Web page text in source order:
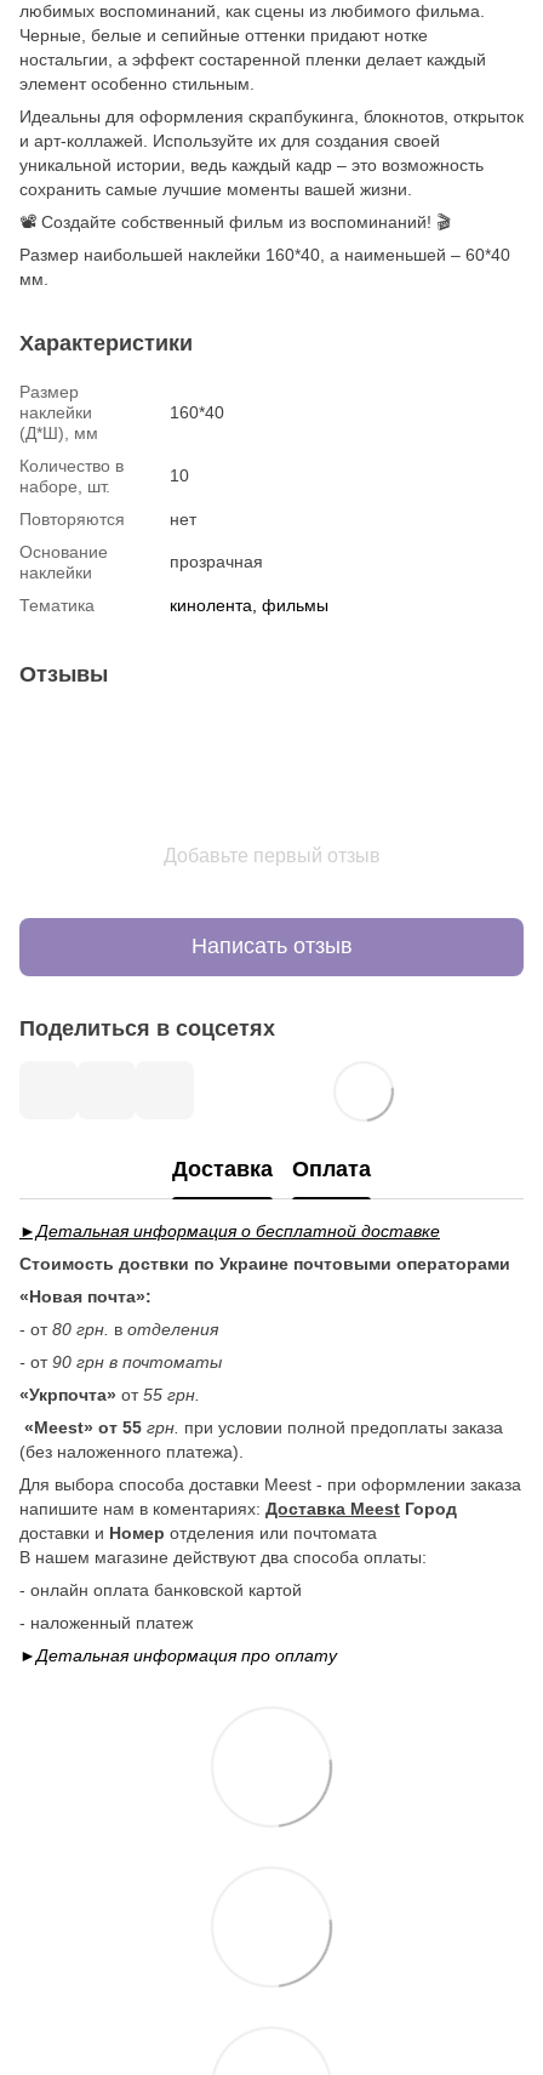
любимых воспоминаний, как сцены из любимого фильма.
Черные, белые и сепийные оттенки придают нотке
ностальгии, а эффект состаренной пленки делает каждый
элемент особенно стильным.
Идеальны для оформления скрапбукинга, блокнотов, открыток
и арт-коллажей. Используйте их для создания своей
уникальной истории, ведь каждый кадр – это возможность
сохранить самые лучшие моменты вашей жизни.
📽️ Создайте собственный фильм из воспоминаний! 🎬
Размер наибольшей наклейки 160*40, а наименьшей – 60*40
мм.
Характеристики
Размер
наклейки
(Д*Ш), мм
160*40
Количество в
наборе, шт.
10
Повторяются
нет
Основание
наклейки
прозрачная
Тематика кинолента, фильмы
Отзывы
Добавьте первый отзыв
Написать отзыв
Поделиться в соцсетях
Доставка Оплата
►Детальная информация о бесплатной доставке
Стоимость доствки по Украине почтовыми операторами
«Новая почта»:
- от80 грн. в отделения
- от90 грн в почтоматы
«Укрпочта» от55 грн.
«Meest» от 55 грн. при условии полной предоплаты заказа
(без наложенного платежа).
Для выбора способа доставки Meest - при оформлении заказа
напишите нам в коментариях: Доставка Meest Город
доставки и Номер отделения или почтомата
В нашем магазине действуют два способа оплаты:
- онлайн оплата банковской картой
- наложенный платеж
►Детальная информация про оплату